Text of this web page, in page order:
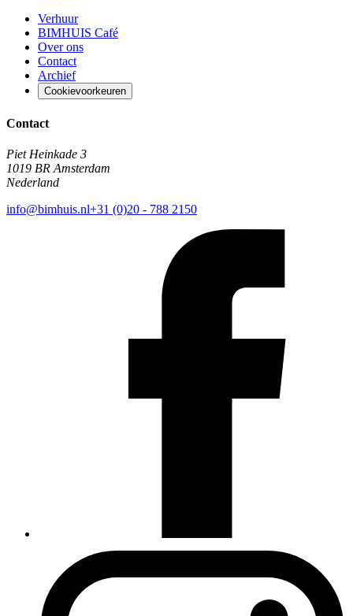
Verhuur
BIMHUIS Café
Over ons
Contact
Archief
Cookievoorkeuren
Contact
Piet Heinkade 3
1019 BR Amsterdam
Nederland
info@bimhuis.nl+31 (0)20 - 788 2150